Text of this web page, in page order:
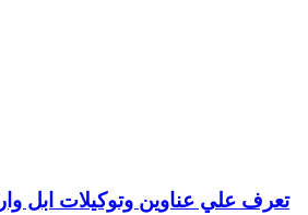
تعرف علي عناوين وتوكيلات ابل